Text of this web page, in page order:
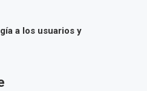
a los usuarios y